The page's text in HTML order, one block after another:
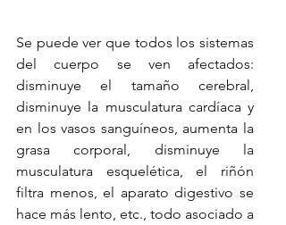
Se puede ver que todos los sistemas
del cuerpo se ven afectados:
disminuye el tamaño cerebral,
disminuye la musculatura cardíaca y
en los vasos sanguíneos, aumenta la
grasa corporal, disminuye la
musculatura esquelética, el riñón
filtra menos, el aparato digestivo se
hace más lento, etc., todo asociado a